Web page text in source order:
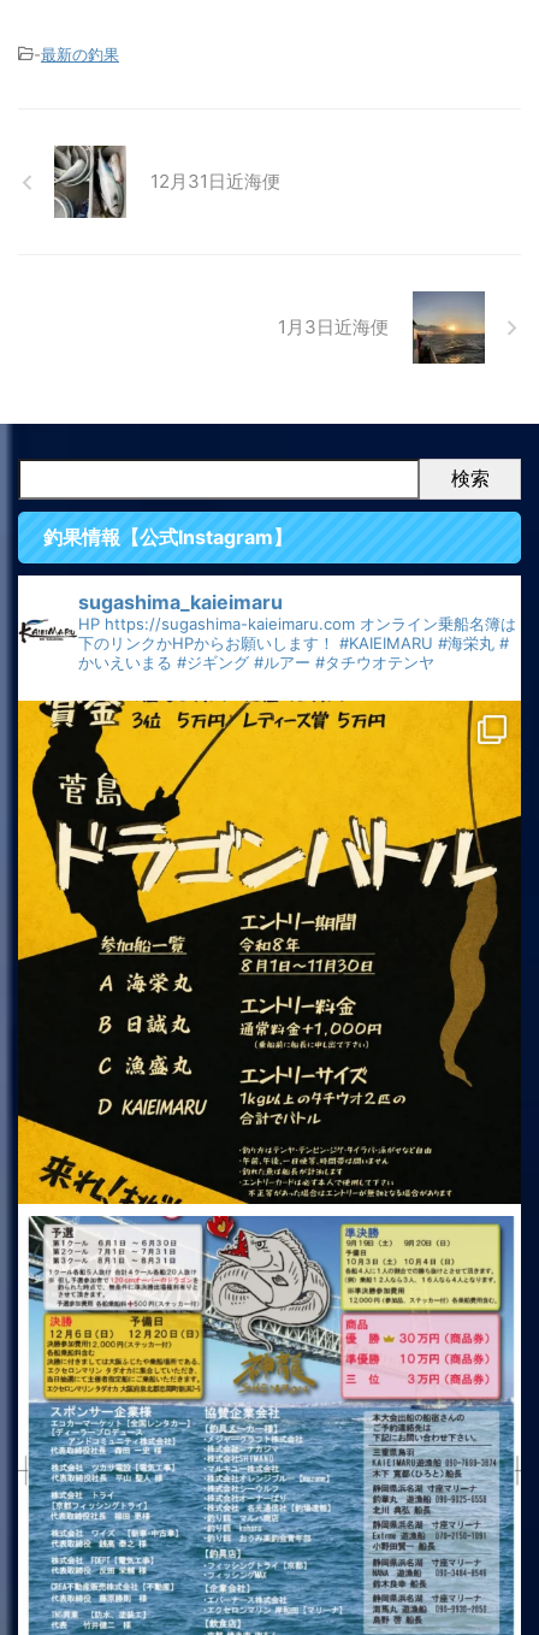
-最新の釣果
12月31日近海便
1月3日近海便
検索
釣果情報【公式Instagram】
sugashima_kaieimaru
HP https://sugashima-kaieimaru.com オンライン乗船名簿は
下のリンクかHPからお願いします！ #KAIEIMARU #海栄丸 #
かいえいまる #ジギング #ルアー #タチウオテンヤ